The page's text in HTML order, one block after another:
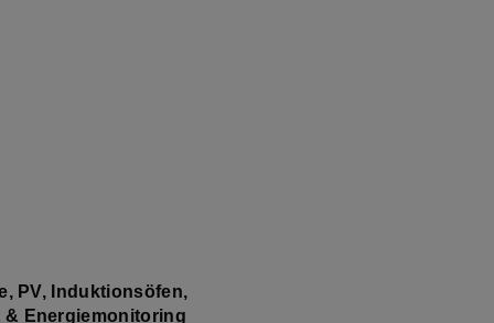
PV, Induktionsöfen,
& Energiemonitoring